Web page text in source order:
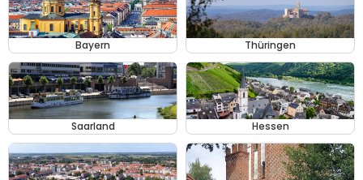
Bayern Thüringen
Saarland Hessen